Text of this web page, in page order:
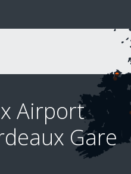
Airport
Gare